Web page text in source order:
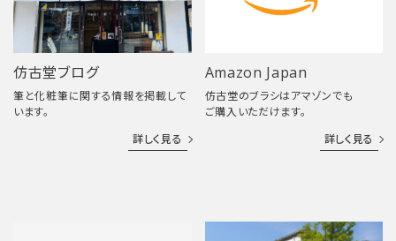
仿古堂ブログ
筆と化粧筆に関する情報を掲載して
います。
詳しく見る
Amazon Japan
仿古堂のブラシはアマゾンでも
ご購入いただけます。
詳しく見る